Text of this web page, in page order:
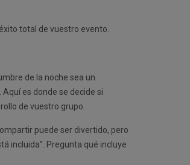
total de vuestro evento.
de la noche sea un
Aquí es donde se decide si
de vuestro grupo.
puede ser divertido, pero
incluida”. Pregunta qué incluye